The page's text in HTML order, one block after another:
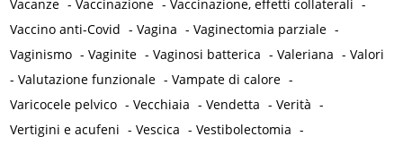
Vacanze -Vaccinazione -Vaccinazione, effetti collaterali -
Vaccino anti-Covid -Vagina -Vaginectomia parziale -
Vaginismo -Vaginite -Vaginosi batterica -Valeriana -Valori
-Valutazione funzionale -Vampate di calore -
Varicocele pelvico -Vecchiaia -Vendetta -Verità -
Vertigini e acufeni -Vescica -Vestibolectomia -